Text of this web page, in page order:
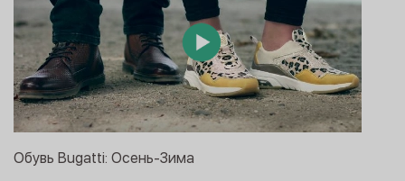
Обувь Bugatti: Oсень-Зима